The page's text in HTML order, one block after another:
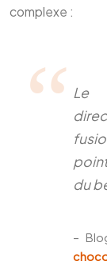
complexe :
Le
du
–